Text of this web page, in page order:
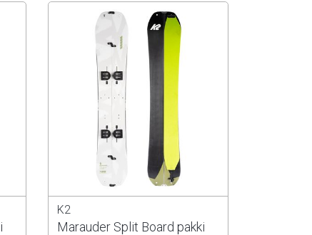
K2
Marauder Split Board pakki